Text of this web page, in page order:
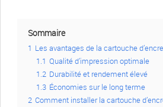
Sommaire
1 Les avantages de la cartouche
1.1 Qualité d’impression optimale
1.2 Durabilité et rendement élevé
1.3 Économies sur le long terme
2 Comment installer la cartouche